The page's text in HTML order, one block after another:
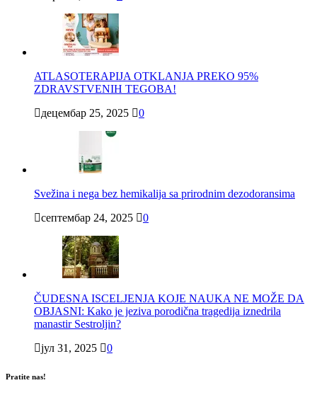
ATLASOTERAPIJA OTKLANJA PREKO 95%
ZDRAVSTVENIH TEGOBA!
децембар 25, 2025
0
Svežina i nega bez hemikalija sa prirodnim dezodoransima
септембар 24, 2025
0
ČUDESNA ISCELJENJA KOJE NAUKA NE MOŽE DA
OBJASNI: Kako je jeziva porodična tragedija iznedrila
manastir Sestroljin?
јул 31, 2025
0
Pratite nas!